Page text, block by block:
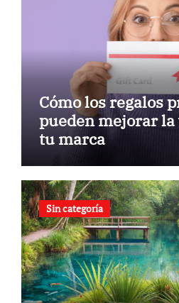
Cómo los regalos
pueden mejorar
tu marca
Sin categoría